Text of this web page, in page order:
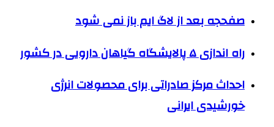
صفحجه بعد از لاگ ایم باز نمی شود
راه اندازی ۵ پالایشگاه گیاهان دارویی در کشور
احداث مرکز صادراتی برای محصولات انرژی
خورشیدی ایرانی